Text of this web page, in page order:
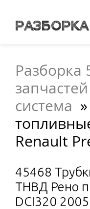
Разборка
запчастей
система »
Renault
45468
ТНВД Рено
DCI320